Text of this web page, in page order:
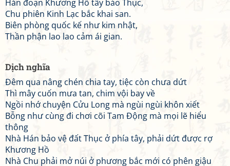
Hán đoạn Khương Hồ tây bảo Thục,
Chu phiên Kinh Lạc bắc khai san.
Biên phòng quốc kế như kim nhật,
Thần phận lao lao cảm ái gian.
Dịch nghĩa
Đêm qua nâng chén chia tay, tiệc còn chưa dứt
Thì mây cuốn mưa tan, chim vội bay về
Ngồi nhớ chuyện Cửu Long mà ngùi ngùi khôn xiết
Bỗng như cùng đi chơi cõi Tam Động mà mọi lẽ hiểu
thông
Nhà Hán bảo vệ đất Thục ở phía tây, phải dứt được rợ
Khương Hồ
Nhà Chu phải mở núi ở phương bắc mới có phên giậu